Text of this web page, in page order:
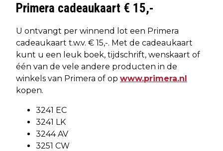
Primera cadeaukaart € 15,-
U ontvangt per winnend lot een Primera
cadeaukaart t.w.v. € 15,-. Met de cadeaukaart
kunt u een leuk boek, tijdschrift, wenskaart of
één van de vele andere producten in de
winkels van Primera of op www.primera.nl
kopen.
3241 EC
3241 LK
3244 AV
3251 CW